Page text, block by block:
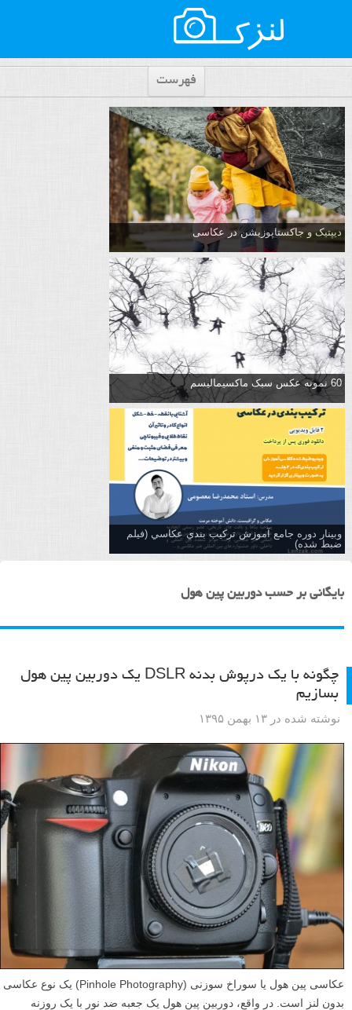
فهرست
دیپتیک و جاکستا‌پوزیشن در عکاسی
60 نمونه عکس سبک ماکسیمالیسم
وبینار دوره جامع آموزش تركيب بندي عكاسي (فیلم
ضبط شده)
بایگانی بر حسب دوربین پین هول
چگونه با یک درپوش بدنه DSLR یک دوربین پین هول
بسازیم
نوشته شده در ۱۳ بهمن ۱۳۹۵
عکاسی پین هول یا سوراخ سوزنی (Pinhole Photography) یک نوع عکاسی
بدون لنز است. در واقع، دوربین پین هول یک جعبه ضد نور با یک روزنه